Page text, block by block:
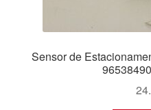
Sensor de